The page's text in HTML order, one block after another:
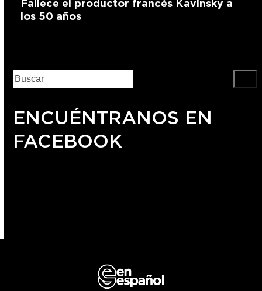
Fallece el productor francés Kavinsky a
los 50 años
ENCUÉNTRANOS EN
FACEBOOK